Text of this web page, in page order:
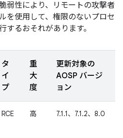
弱性により、リモートの攻撃者
を使用して、権限のないプロセ
するおそれがあります。
タ
イ
プ
重
大
度
更新対象の
AOSP バージ
ョン
RCE 高 7.1.1、7.1.2、8.0